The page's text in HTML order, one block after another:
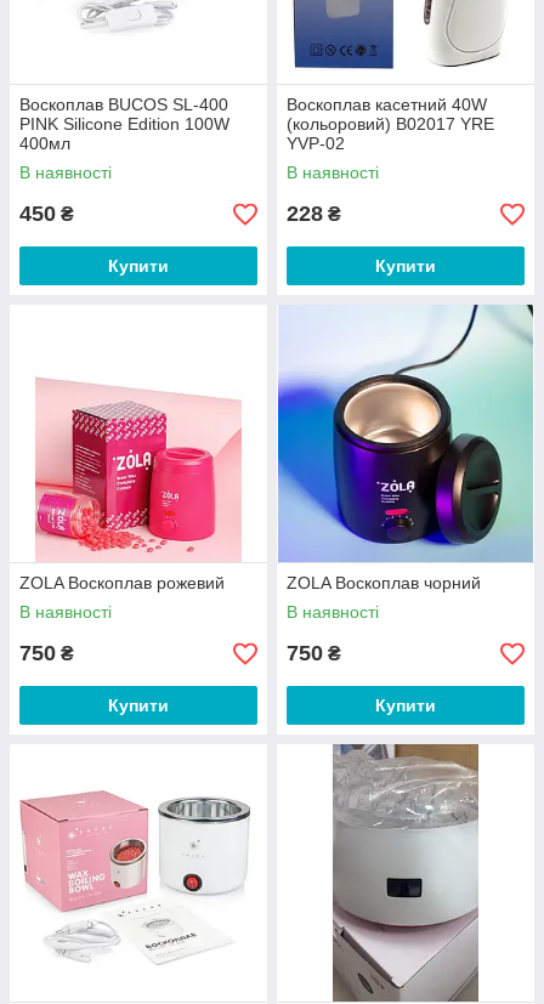
Воскоплав BUCOS SL-400
PINK Silicone Edition 100W
400мл
В наявності
450 ₴
Купити
Воскоплав касетний 40W
(кольоровий) В02017 YRE
YVP-02
В наявності
228 ₴
Купити
ZOLA Воскоплав рожевий
В наявності
750 ₴
Купити
ZOLA Воскоплав чорний
В наявності
750 ₴
Купити